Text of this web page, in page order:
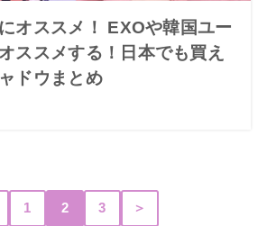
オススメ！ EXOや韓国ユー
ススメする！日本でも買え
ドウまとめ
1 2 3 ＞